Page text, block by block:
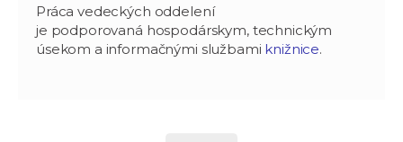
Práca vedeckých oddelení
je podporovaná hospodárskym, technickým
úsekom a informačnými službami knižnice.